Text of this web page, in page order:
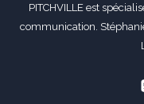
PITCHVILLE est
communication.